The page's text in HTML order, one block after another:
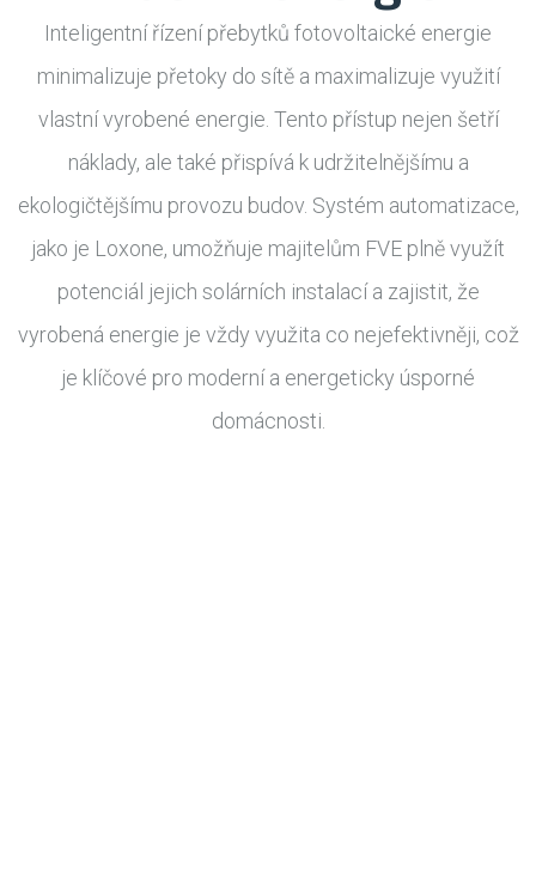
Inteligentní řízení přebytků fotovoltaické energie
minimalizuje přetoky do sítě a maximalizuje využití
vlastní vyrobené energie. Tento přístup nejen šetří
náklady, ale také přispívá k udržitelnějšímu a
ekologičtějšímu provozu budov. Systém automatizace,
jako je Loxone, umožňuje majitelům FVE plně využít
potenciál jejich solárních instalací a zajistit, že
vyrobená energie je vždy využita co nejefektivněji, což
je klíčové pro moderní a energeticky úsporné
domácnosti.